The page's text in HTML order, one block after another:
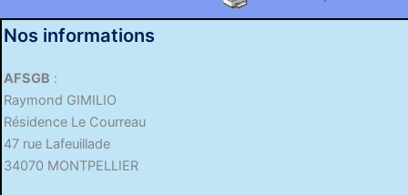
Nos informations
AFSGB :
Raymond GIMILIO
Résidence Le Courreau
47 rue Lafeuillade
34070 MONTPELLIER